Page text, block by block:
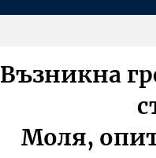
Възникна
Моля,